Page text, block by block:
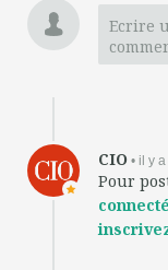
Ecrire
CIO • il y
Pour